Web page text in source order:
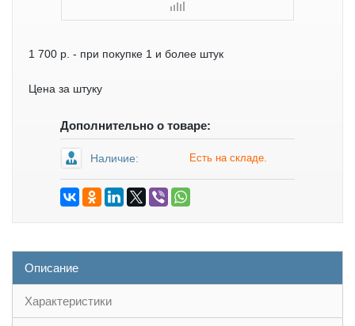
1 700 р. - при покупке 1 и более штук
Цена за штуку
Дополнительно о товаре:
Наличие: Есть на складе.
Описание
Характеристики